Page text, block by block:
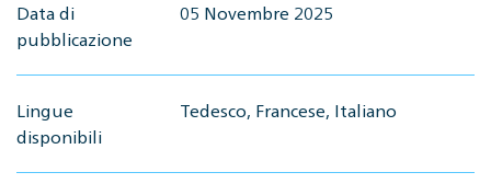
Data di
pubblicazione
05 Novembre 2025
Lingue
disponibili
Tedesco, Francese, Italiano